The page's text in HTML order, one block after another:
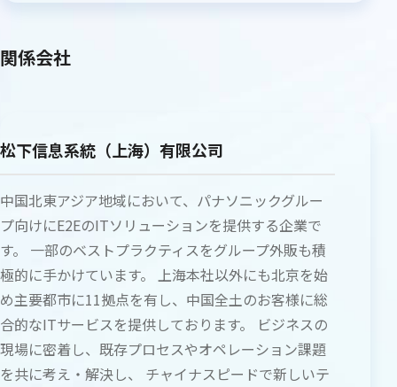
関係会社
松下信息系統（上海）有限公司
中国北東アジア地域において、パナソニックグルー
プ向けにE2EのITソリューションを提供する企業で
す。 一部のベストプラクティスをグループ外販も積
極的に手かけています。 上海本社以外にも北京を始
め主要都市に11拠点を有し、中国全土のお客様に総
合的なITサービスを提供しております。 ビジネスの
現場に密着し、既存プロセスやオペレーション課題
を共に考え・解決し、 チャイナスピードで新しいテ